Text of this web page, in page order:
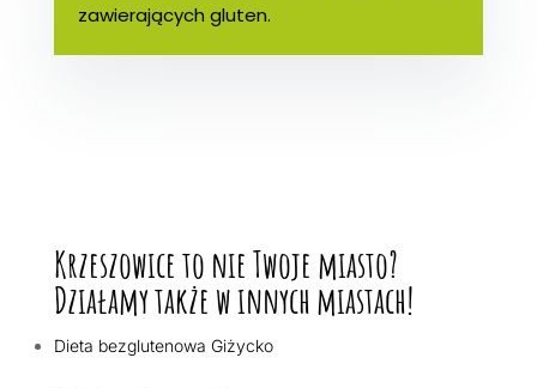
zawierających gluten.
Krzeszowice to nie Twoje miasto?
Działamy także w innych miastach!
Dieta bezglutenowa Giżycko